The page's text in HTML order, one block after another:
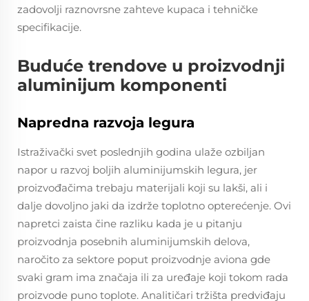
zadovolji raznovrsne zahteve kupaca i tehničke
specifikacije.
Buduće trendove u proizvodnji
aluminijum komponenti
Napredna razvoja legura
Istraživački svet poslednjih godina ulaže ozbiljan
napor u razvoj boljih aluminijumskih legura, jer
proizvođačima trebaju materijali koji su lakši, ali i
dalje dovoljno jaki da izdrže toplotno opterećenje. Ovi
napretci zaista čine razliku kada je u pitanju
proizvodnja posebnih aluminijumskih delova,
naročito za sektore poput proizvodnje aviona gde
svaki gram ima značaja ili za uređaje koji tokom rada
proizvode puno toplote. Analitičari tržišta predviđaju